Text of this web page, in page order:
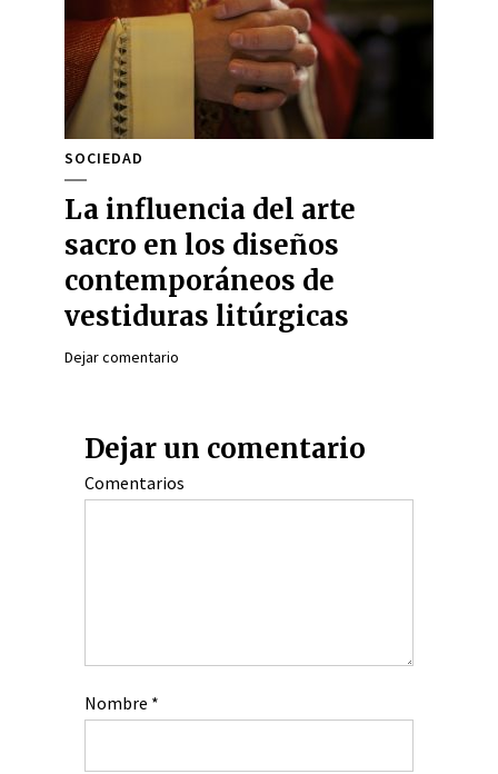
SOCIEDAD
La influencia del arte
sacro en los diseños
contemporáneos de
vestiduras litúrgicas
Dejar comentario
Dejar un comentario
Comentarios
Nombre *